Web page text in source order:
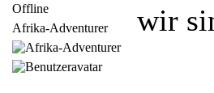
Offline
Afrika-Adventurer
wir